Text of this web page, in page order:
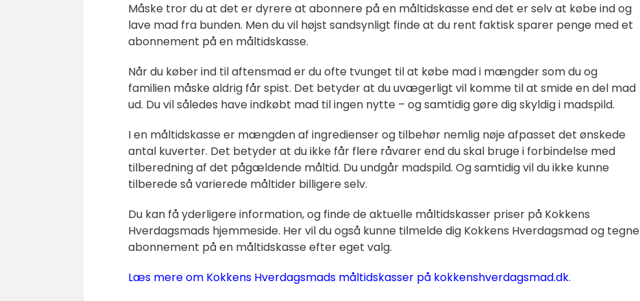
Måske tror du at det er dyrere at abonnere på en måltidskasse end det er selv at købe ind og
lave mad fra bunden. Men du vil højst sandsynligt finde at du rent faktisk sparer penge med et
abonnement på en måltidskasse.
Når du køber ind til aftensmad er du ofte tvunget til at købe mad i mængder som du og
familien måske aldrig får spist. Det betyder at du uvægerligt vil komme til at smide en del mad
ud. Du vil således have indkøbt mad til ingen nytte – og samtidig gøre dig skyldig i madspild.
I en måltidskasse er mængden af ingredienser og tilbehør nemlig nøje afpasset det ønskede
antal kuverter. Det betyder at du ikke får flere råvarer end du skal bruge i forbindelse med
tilberedning af det pågældende måltid. Du undgår madspild. Og samtidig vil du ikke kunne
tilberede så varierede måltider billigere selv.
Du kan få yderligere information, og finde de aktuelle måltidskasser priser på Kokkens
Hverdagsmads hjemmeside. Her vil du også kunne tilmelde dig Kokkens Hverdagsmad og tegne
abonnement på en måltidskasse efter eget valg.
Læs mere om Kokkens Hverdagsmads måltidskasser på kokkenshverdagsmad.dk.